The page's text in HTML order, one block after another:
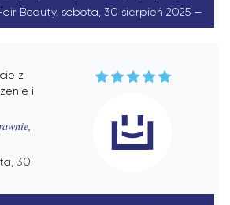
Beauty, sobota, 30 sierpień 2025
z
i
30